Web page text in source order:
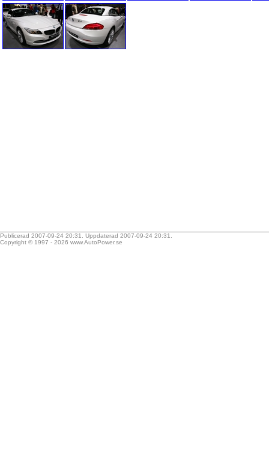
Publicerad 2007-09-24 20:31. Uppdaterad 2007-09-24 20:31.
Copyright © 1997 - 2026 www.AutoPower.se